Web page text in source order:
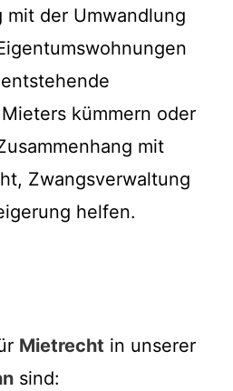
mit der Umwandlung
kümmern oder
mit
Zwangsverwaltung
helfen.
Mietrecht in unserer
sind: